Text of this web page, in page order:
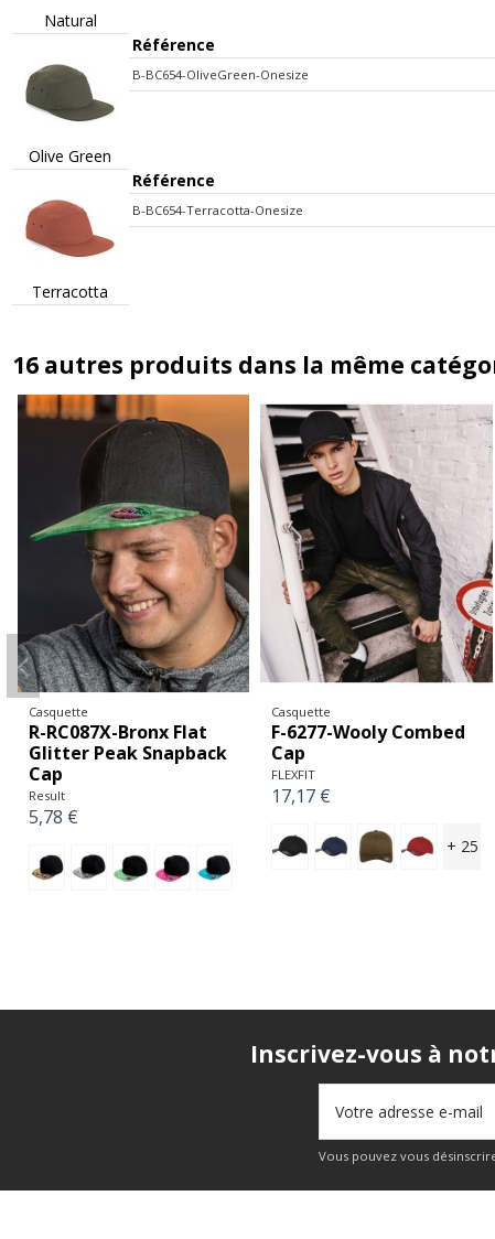
Natural
Olive Green
Référence
B-BC654-OliveGreen-Onesize
Terracotta
Référence
B-BC654-Terracotta-Onesize
16 autres produits dans la même
Casquette
K-KP041-FIRST KIDS -
KIDS' 5 PANEL CAP
K-UP
2,82 €
Casquette
F-6277DC-Flexfit Wooly
Combed Adjustable
Cap
FLEXFIT
Inscrivez-vous à
Vous pouvez vous